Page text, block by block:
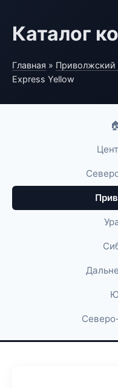
Каталог
Главная » Приволжский
Express Yellow